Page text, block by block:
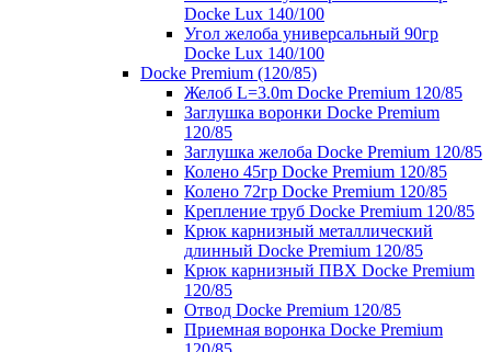
Docke Lux 140/100
Угол желоба универсальный 90гр
Docke Lux 140/100
Docke Premium (120/85)
Желоб L=3.0m Docke Premium 120/85
Заглушка воронки Docke Premium
120/85
Заглушка желоба Docke Premium 120/85
Колено 45гр Docke Premium 120/85
Колено 72гр Docke Premium 120/85
Крепление труб Docke Premium 120/85
Крюк карнизный металлический
длинный Docke Premium 120/85
Крюк карнизный ПВХ Docke Premium
120/85
Отвод Docke Premium 120/85
Приемная воронка Docke Premium